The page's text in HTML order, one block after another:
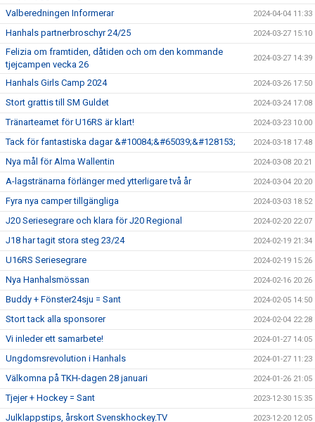
Valberedningen Informerar 2024-04-04 11:33
Hanhals partnerbroschyr 24/25 2024-03-27 15:10
Felizia om framtiden, dåtiden och om den kommande
tjejcampen vecka 26
2024-03-27 14:39
Hanhals Girls Camp 2024 2024-03-26 17:50
Stort grattis till SM Guldet 2024-03-24 17:08
Tränarteamet för U16RS är klart! 2024-03-23 10:00
Tack för fantastiska dagar &#10084;&#65039;&#128153; 2024-03-18 17:48
Nya mål för Alma Wallentin 2024-03-08 20:21
A-lagstränarna förlänger med ytterligare två år 2024-03-04 20:20
Fyra nya camper tillgängliga 2024-03-03 18:52
J20 Seriesegrare och klara för J20 Regional 2024-02-20 22:07
J18 har tagit stora steg 23/24 2024-02-19 21:34
U16RS Seriesegrare 2024-02-19 15:26
Nya Hanhalsmössan 2024-02-16 20:26
Buddy + Fönster24sju = Sant 2024-02-05 14:50
Stort tack alla sponsorer 2024-02-04 22:28
Vi inleder ett samarbete! 2024-01-27 14:05
Ungdomsrevolution i Hanhals 2024-01-27 11:23
Välkomna på TKH-dagen 28 januari 2024-01-26 21:05
Tjejer + Hockey = Sant 2023-12-30 15:35
Julklappstips, årskort Svenskhockey.TV 2023-12-20 12:05